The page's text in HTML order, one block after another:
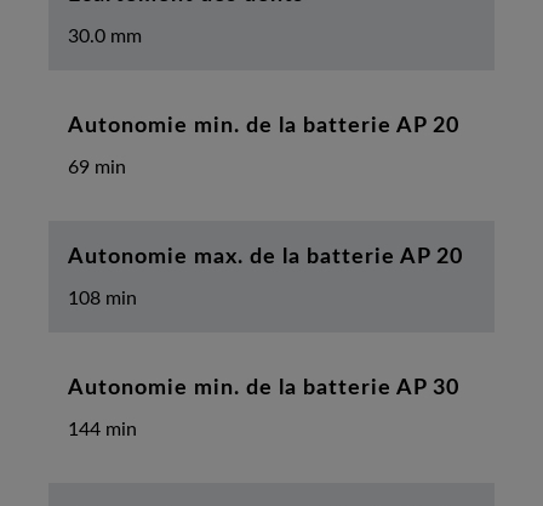
30.0 mm
Autonomie min. de la batterie AP 20
69 min
Autonomie max. de la batterie AP 20
108 min
Autonomie min. de la batterie AP 30
144 min